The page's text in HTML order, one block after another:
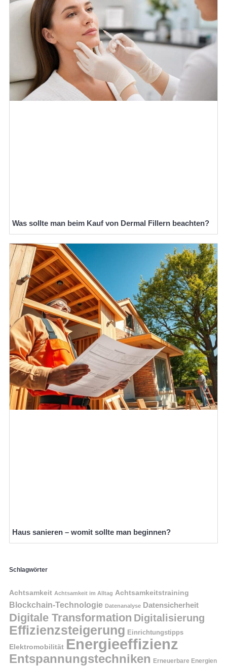
Was sollte man beim Kauf von Dermal Fillern beachten?
Haus sanieren – womit sollte man beginnen?
Schlagwörter
Achtsamkeit Achtsamkeit im Alltag Achtsamkeitstraining
Blockchain-Technologie Datenanalyse Datensicherheit
Digitale Transformation Digitalisierung
Effizienzsteigerung Einrichtungstipps
Elektromobilität Energieeffizienz
Entspannungstechniken Erneuerbare Energien